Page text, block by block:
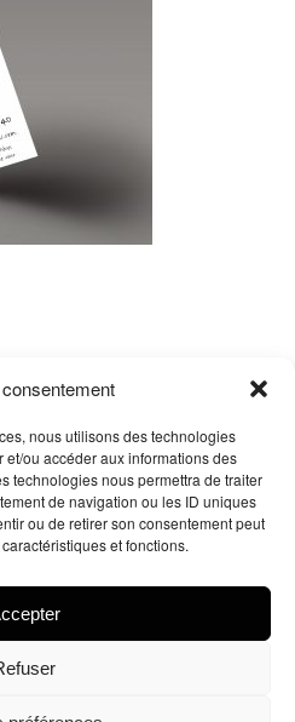
nous utilisons des technologies
ou accéder aux informations des
technologies nous permettra de traiter
de navigation ou les ID uniques
ou de retirer son consentement peut
et fonctions.
DelacreaTous droits réservés.